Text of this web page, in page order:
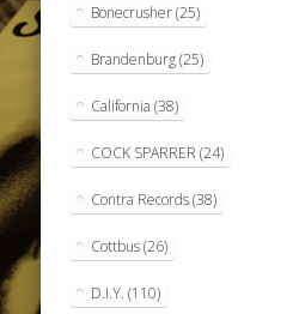
Bonecrusher(25)
Brandenburg(25)
California (38)
COCK SPARRER (24)
Contra Records(38)
Cottbus(26)
D.I.Y. (110)